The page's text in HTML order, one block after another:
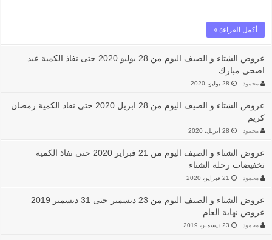
…
أكمل القراءة »
عروض الشتاء و الصيف اليوم من 28 يوليو 2020 حتى نفاذ الكمية عيد
اضحى مبارك
محمود 28 يوليو، 2020
عروض الشتاء و الصيف اليوم من 28 ابريل 2020 حتى نفاذ الكمية رمضان
كريم
محمود 28 أبريل، 2020
عروض الشتاء و الصيف اليوم من 21 فبراير 2020 حتى نفاذ الكمية
تخفيضات رحلة الشتاء
محمود 21 فبراير، 2020
عروض الشتاء و الصيف اليوم من 23 ديسمبر حتى 31 ديسمبر 2019
عروض نهاية العام
محمود 23 ديسمبر، 2019